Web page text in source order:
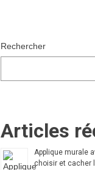
Rechercher
Articles
Applique murale
choisir et cacher